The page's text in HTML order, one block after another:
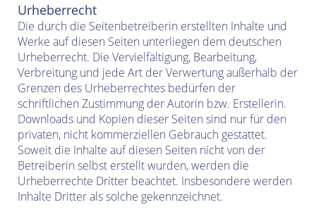
Urheberrecht
Die durch die Seitenbetreiberin erstellten Inhalte und
Werke auf diesen Seiten unterliegen dem deutschen
Urheberrecht. Die Vervielfältigung, Bearbeitung,
Verbreitung und jede Art der Verwertung außerhalb der
Grenzen des Urheberrechtes bedürfen der
schriftlichen Zustimmung der Autorin bzw. Erstellerin.
Downloads und Kopien dieser Seiten sind nur für den
privaten, nicht kommerziellen Gebrauch gestattet.
Soweit die Inhalte auf diesen Seiten nicht von der
Betreiberin selbst erstellt wurden, werden die
Urheberrechte Dritter beachtet. Insbesondere werden
Inhalte Dritter als solche gekennzeichnet.